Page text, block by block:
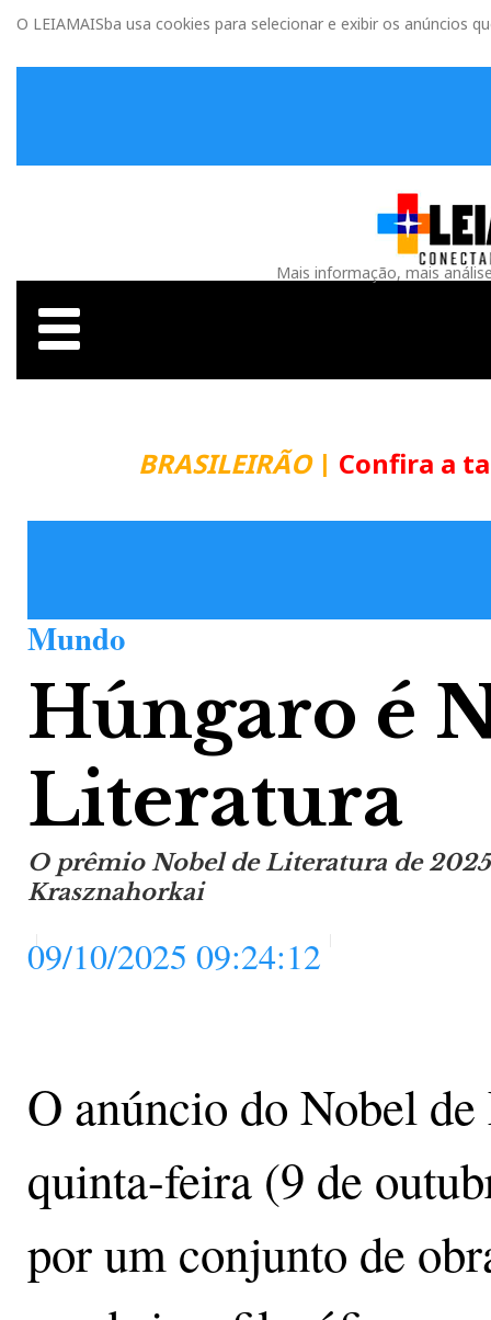
O LEIAMAISba usa cookies para selecionar e exibir os anúncios
Mais informação, mais
BRASILEIRÃO| Confira a
Mundo
Húngaro é
Literatura
O prêmio Nobel de Literatura de
Krasznahorkai
09/10/2025 09:24:12
O anúncio do Nobel
quinta-feira (9 de
por um conjunto de